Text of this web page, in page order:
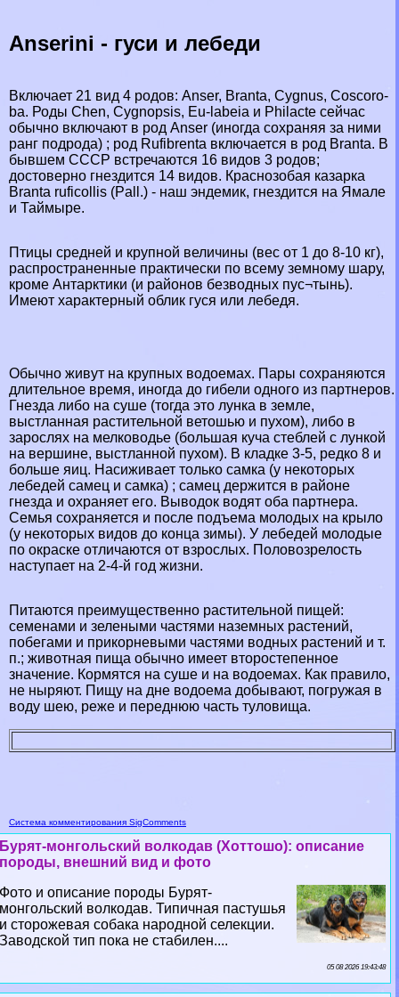
Anserini - гуси и лебеди
Включает 21 вид 4 родов: Anser, Branta, Cygnus, Coscoro-
ba. Роды Chen, Cygnopsis, Eu-labeia и Philacte сейчас
обычно включают в род Anser (иногда сохраняя за ними
ранг подрода) ; род Rufibrenta включается в род Branta. В
бывшем СССР встречаются 16 видов 3 родов;
достоверно гнездится 14 видов. Краснозобая казарка
Branta ruficollis (Pall.) - наш эндемик, гнездится на Ямале
и Таймыре.
Птицы средней и крупной величины (вес от 1 до 8-10 кг),
распространенные пpaктически по всему земному шару,
кроме Антарктики (и районов безводных пус¬тынь).
Имеют хаpaктерный облик гуся или лебедя.
Обычно живут на крупных водоемах. Пары сохраняются
длительное время, иногда до гибели одного из партнеров.
Гнезда либо на суше (тогда это лунка в земле,
выстланная растительной ветошью и пухом), либо в
зарослях на мелководье (большая куча стeблей с лункой
на вершине, выстланной пухом). В кладке 3-5, редко 8 и
больше яиц. Насиживает только самка (у некоторых
лебедей самец и самка) ; самец держится в районе
гнезда и охраняет его. Выводок водят оба партнера.
Семья сохраняется и после подъема молодых на крыло
(у некоторых видов до конца зимы). У лебедей молодые
по окраске отличаются от взрослых. Пoлoвoзрелость
наступает на 2-4-й год жизни.
Питаются преимущественно растительной пищей:
семенами и зелеными частями наземных растений,
побегами и прикорневыми частями водных растений и т.
п.; животная пища обычно имеет второстепенное
значение. Кормятся на суше и на водоемах. Как правило,
не ныряют. Пищу на дне водоема добывают, погружая в
воду шею, реже и переднюю часть туловища.
Система комментирования SigComments
Бурят-монгольский волкодав (Хоттошо): описание
породы, внешний вид и фото
Фото и описание породы Бурят-
монгольский волкодав. Типичная пастушья
и сторожевая собака народной селекции.
Заводской тип пока не стабилен....
05 08 2026 19:43:48